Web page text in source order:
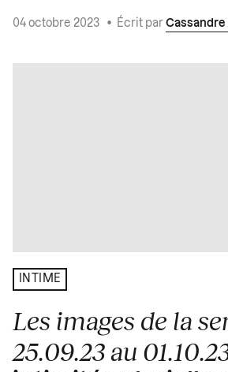
04 octobre 2023 • Écrit par Cassandre
INTIME
Les images de la
25.09.23 au